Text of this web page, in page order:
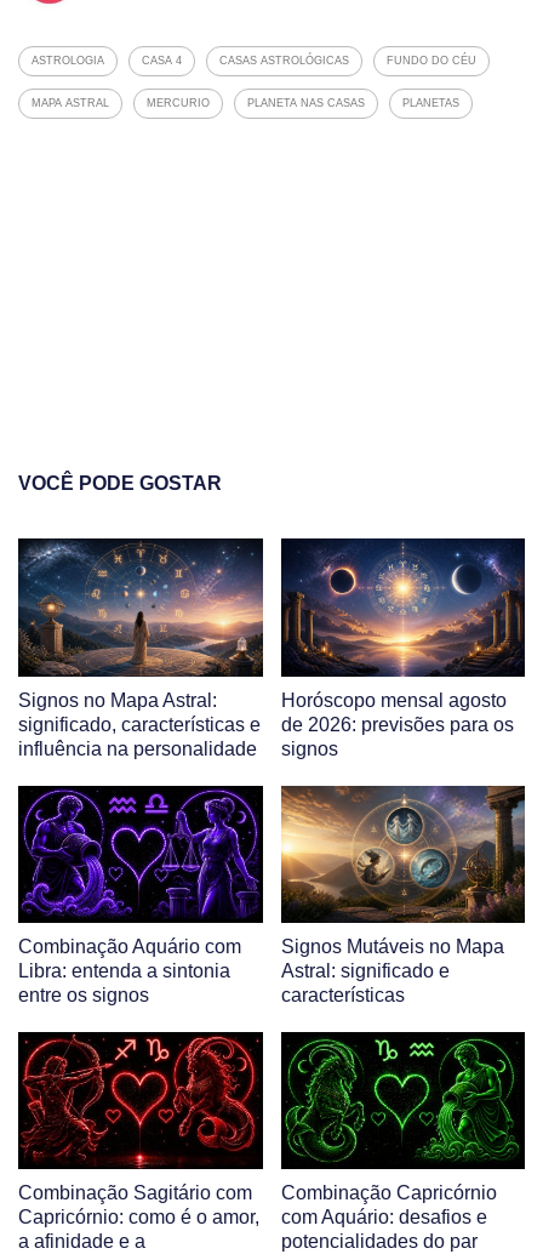
ASTROLOGIA CASA 4 CASAS ASTROLÓGICAS FUNDO DO CÉU
MAPA ASTRAL MERCURIO PLANETA NAS CASAS PLANETAS
VOCÊ PODE GOSTAR
Signos no Mapa Astral:
significado, características e
influência na personalidade
Horóscopo mensal agosto
de 2026: previsões para os
signos
Combinação Aquário com
Libra: entenda a sintonia
entre os signos
Signos Mutáveis no Mapa
Astral: significado e
características
Combinação Sagitário com
Capricórnio: como é o amor,
a afinidade e a
Combinação Capricórnio
com Aquário: desafios e
potencialidades do par